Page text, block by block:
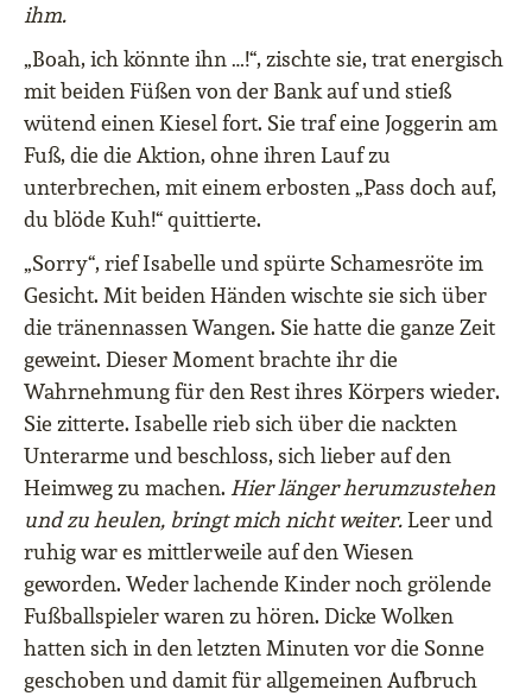
ihm.
„Boah, ich könnte ihn …!“, zischte sie, trat energisch
mit beiden Füßen von der Bank auf und stieß
wütend einen Kiesel fort. Sie traf eine Joggerin am
Fuß, die die Aktion, ohne ihren Lauf zu
unterbrechen, mit einem erbosten „Pass doch auf,
du blöde Kuh!“ quittierte.
„Sorry“, rief Isabelle und spürte Schamesröte im
Gesicht. Mit beiden Händen wischte sie sich über
die tränennassen Wangen. Sie hatte die ganze Zeit
geweint. Dieser Moment brachte ihr die
Wahrnehmung für den Rest ihres Körpers wieder.
Sie zitterte. Isabelle rieb sich über die nackten
Unterarme und beschloss, sich lieber auf den
Heimweg zu machen. Hier länger herumzustehen
und zu heulen, bringt mich nicht weiter.Leer und
ruhig war es mittlerweile auf den Wiesen
geworden. Weder lachende Kinder noch grölende
Fußballspieler waren zu hören. Dicke Wolken
hatten sich in den letzten Minuten vor die Sonne
geschoben und damit für allgemeinen Aufbruch